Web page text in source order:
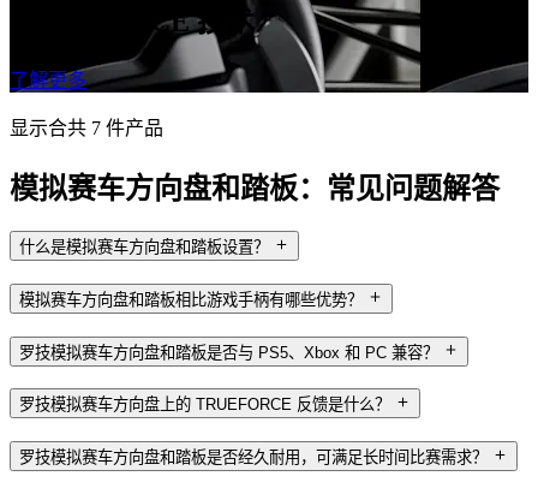
TRUEFORCE 技术
了解更多
显示合共 7 件产品
模拟赛车方向盘和踏板：常见问题解答
什么是模拟赛车方向盘和踏板设置？
模拟赛车方向盘和踏板相比游戏手柄有哪些优势？
罗技模拟赛车方向盘和踏板是否与 PS5、Xbox 和 PC 兼容？
罗技模拟赛车方向盘上的 TRUEFORCE 反馈是什么？
罗技模拟赛车方向盘和踏板是否经久耐用，可满足长时间比赛需求？